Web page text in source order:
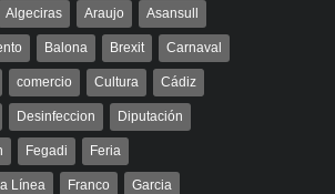
Algeciras Araujo Asansull
Balona Brexit Carnaval
comercio Cultura Cádiz
Desinfeccion Diputación
Fegadi Feria
Línea Franco Garcia